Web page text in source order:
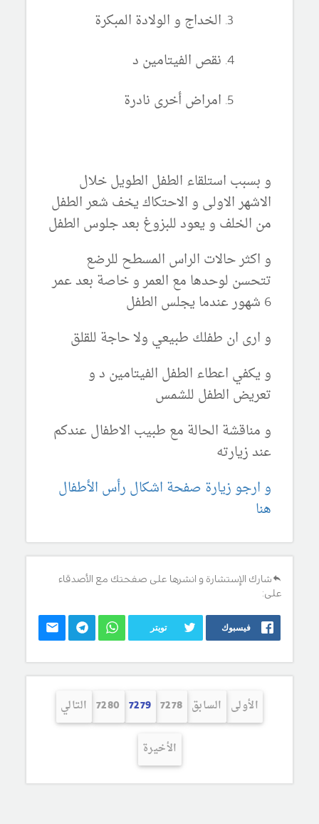
الخداج و الولادة المبكرة
نقص الفيتامين د
امراض أخرى نادرة
و بسبب استلقاء الطفل الطويل خلال
الاشهر الاولى و الاحتكاك يخف شعر الطفل
من الخلف و يعود للبزوغ بعد جلوس الطفل
و اكثر حالات الراس المسطح للرضع
تتحسن لوحدها مع العمر و خاصة بعد عمر
6 شهور عندما يجلس الطفل
و ارى ان طفلك طبيعي ولا حاجة للقلق
و يكفي اعطاء الطفل الفيتامين د و
تعريض الطفل للشمس
و مناقشة الحالة مع طبيب الاطفال عندكم
عند زيارته
و ارجو زيارة صفحة اشكال رأس الأطفال
هنا
شارك الإستشارة و انشرها على صفحتك مع الأصدقاء
على:
فيسبوك تويتر
الأولى السابق 7278
7279
7280 التالي
الأخيرة